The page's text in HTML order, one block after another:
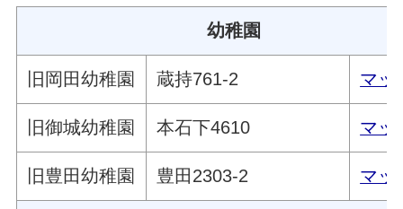
幼稚園
旧岡田幼稚園 蔵持761-2 マッ
旧御城幼稚園 本石下4610 マッ
旧豊田幼稚園 豊田2303-2 マッ